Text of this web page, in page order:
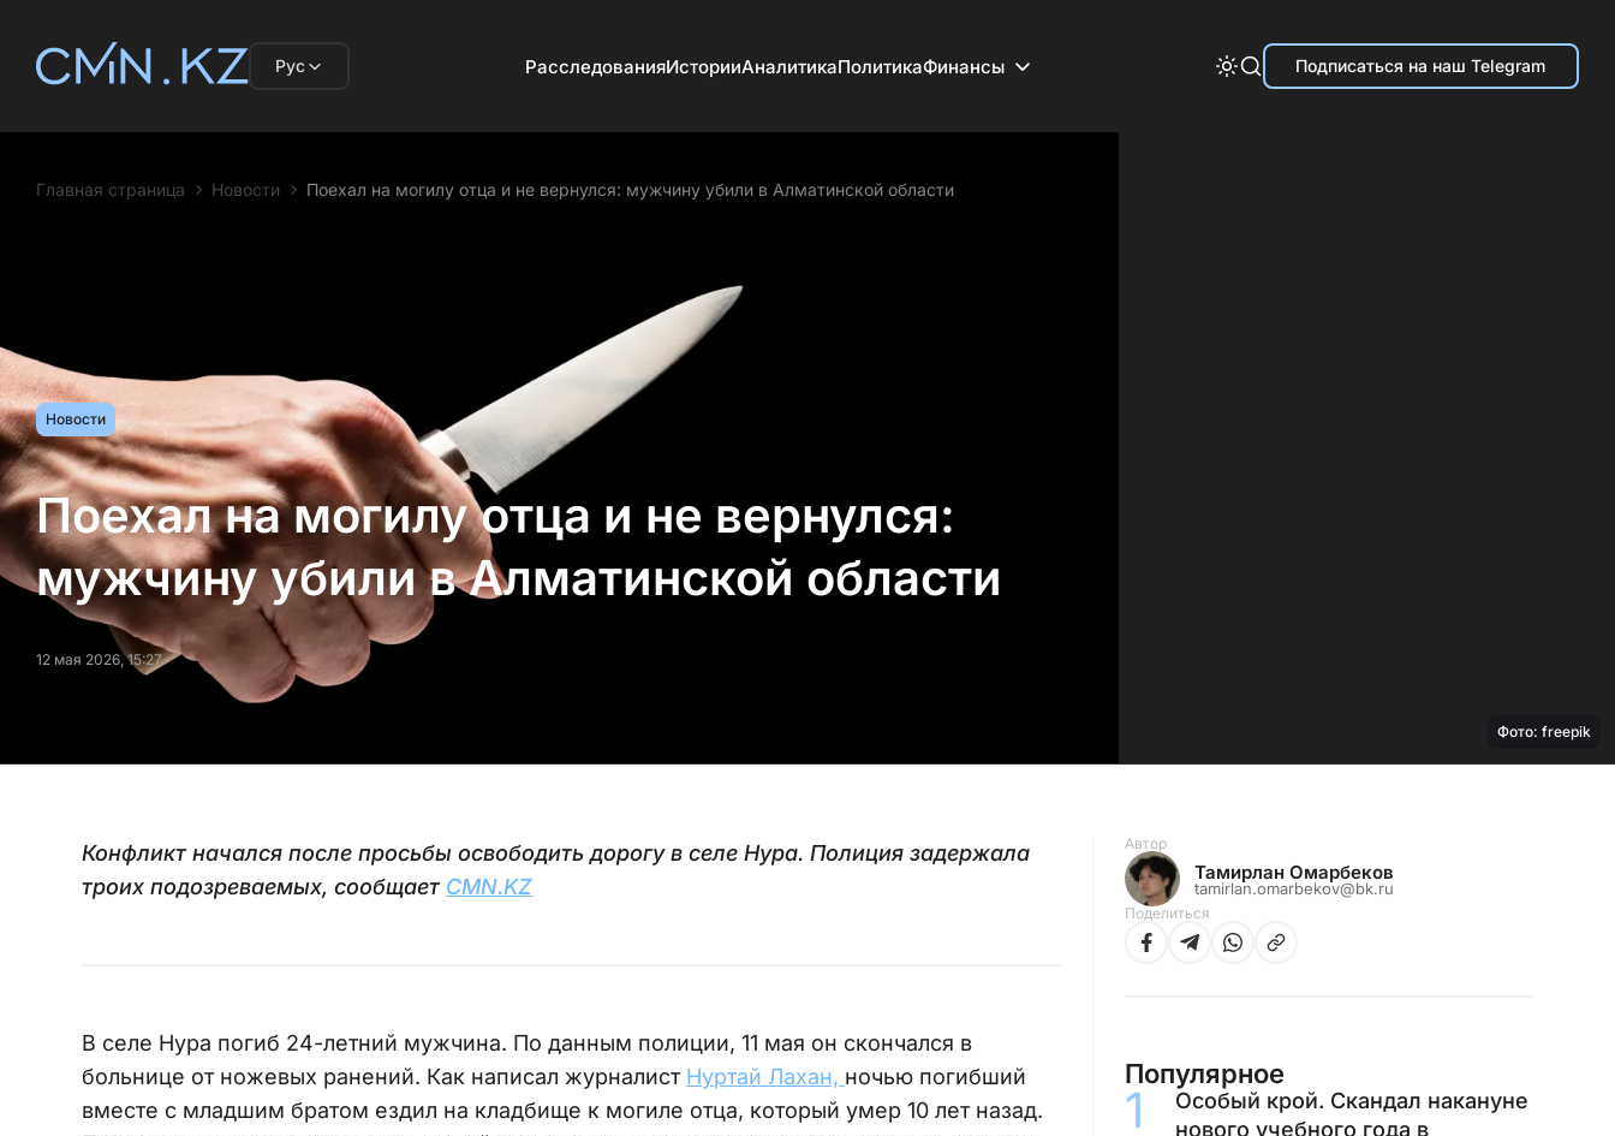
Рус РасследованияИсторииАналитикаПолитикаФинансы Подписаться на наш Telegram
Главная страница Новости Поехал на могилу отца и не вернулся: мужчину убили в Алматинской области
Новости
Поехал на могилу отца и не вернулся:
мужчину убили в Алматинской области
12 мая 2026, 15:27
Фото: freepik
Конфликт начался после просьбы освободить дорогу в селе Нура. Полиция задержала
троих подозреваемых, сообщает CMN.KZ
В селе Нура погиб 24-летний мужчина. По данным полиции, 11 мая он скончался в
больнице от ножевых ранений. Как написал журналист Нуртай Лахан, ночью погибший
вместе с младшим братом ездил на кладбище к могиле отца, который умер 10 лет назад.
Автор
Тамирлан Омарбеков
tamirlan.omarbekov@bk.ru
Поделиться
Популярное
Особый крой. Скандал накануне
нового учебного года в